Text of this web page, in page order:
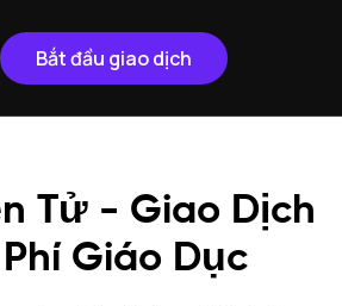
Bắt đầu giao dịch
Tử - Giao Dịch
Giáo Dục